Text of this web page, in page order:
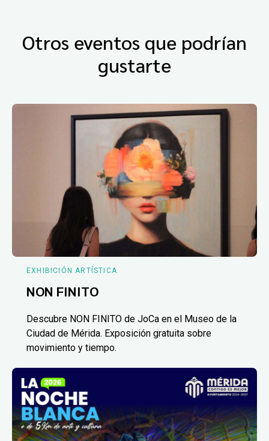
Otros eventos que podrían
gustarte
EXHIBICIÓN ARTÍSTICA
NON FINITO
Descubre NON FINITO de JoCa en el Museo de la
Ciudad de Mérida. Exposición gratuita sobre
movimiento y tiempo.